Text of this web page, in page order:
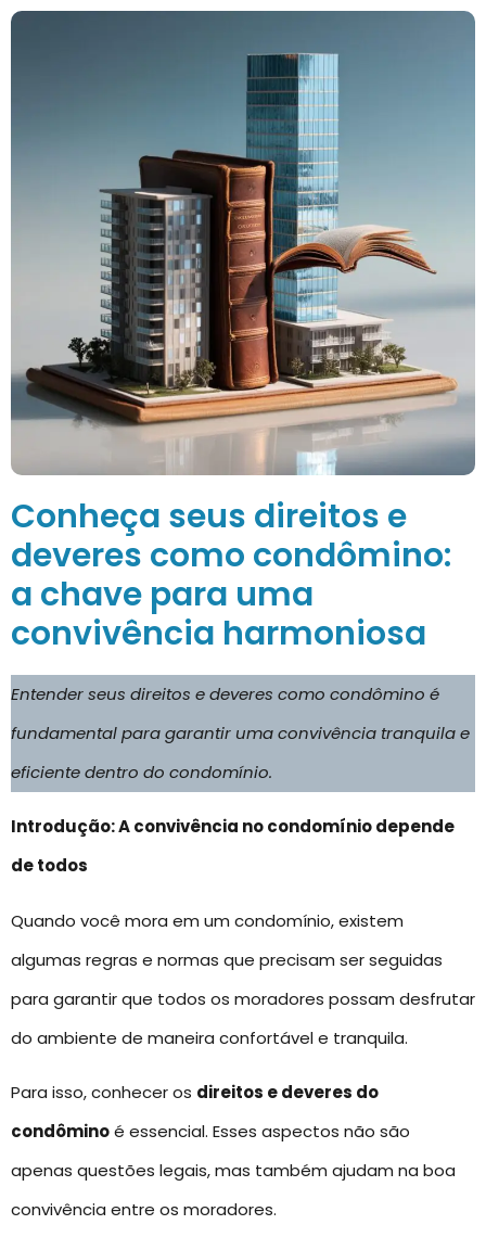
Conheça seus direitos e
deveres como condômino:
a chave para uma
convivência harmoniosa
Entender seus direitos e deveres como condômino é
fundamental para garantir uma convivência tranquila e
eficiente dentro do condomínio.
Introdução: A convivência no condomínio depende
de todos
Quando você mora em um condomínio, existem
algumas regras e normas que precisam ser seguidas
para garantir que todos os moradores possam desfrutar
do ambiente de maneira confortável e tranquila.
Para isso, conhecer os direitos e deveres do
condôminoé essencial. Esses aspectos não são
apenas questões legais, mas também ajudam na boa
convivência entre os moradores.